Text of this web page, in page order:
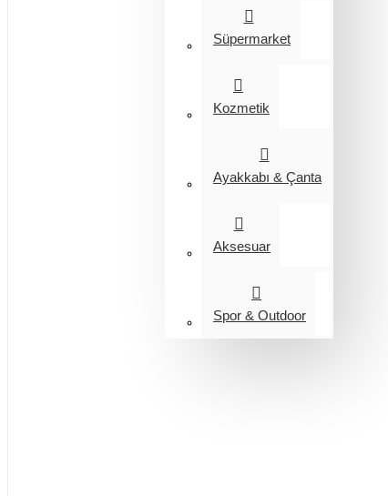
Süpermarket
Kozmetik
Ayakkabı & Çanta
Aksesuar
Spor & Outdoor